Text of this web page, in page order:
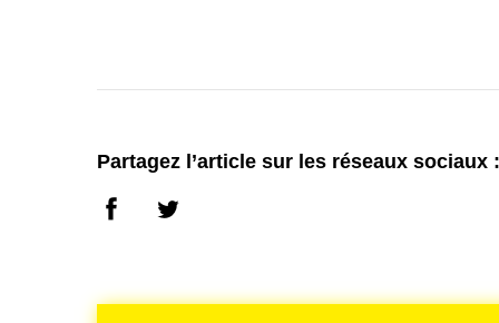
Partagez l’article sur les réseaux sociaux :